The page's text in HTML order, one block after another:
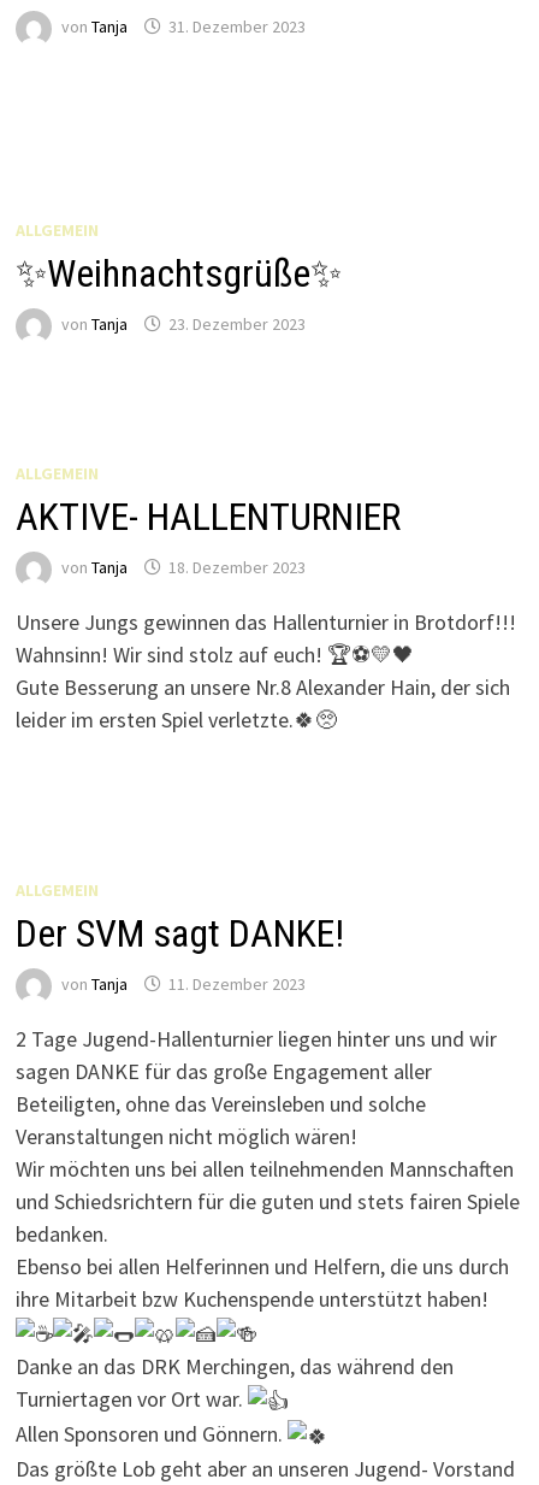
von Tanja 31. Dezember 2023
ALLGEMEIN
✨️Weihnachtsgrüße✨️
von Tanja 23. Dezember 2023
ALLGEMEIN
AKTIVE- HALLENTURNIER
von Tanja 18. Dezember 2023
Unsere Jungs gewinnen das Hallenturnier in Brotdorf!!!
Wahnsinn! Wir sind stolz auf euch! 🏆⚽️💛🖤
Gute Besserung an unsere Nr.8 Alexander Hain, der sich
leider im ersten Spiel verletzte.🍀🥺
ALLGEMEIN
Der SVM sagt DANKE!
von Tanja 11. Dezember 2023
2 Tage Jugend-Hallenturnier liegen hinter uns und wir
sagen DANKE für das große Engagement aller
Beteiligten, ohne das Vereinsleben und solche
Veranstaltungen nicht möglich wären!
Wir möchten uns bei allen teilnehmenden Mannschaften
und Schiedsrichtern für die guten und stets fairen Spiele
bedanken.
Ebenso bei allen Helferinnen und Helfern, die uns durch
ihre Mitarbeit bzw Kuchenspende unterstützt haben!
Danke an das DRK Merchingen, das während den
Turniertagen vor Ort war.
Allen Sponsoren und Gönnern.
Das größte Lob geht aber an unseren Jugend- Vorstand